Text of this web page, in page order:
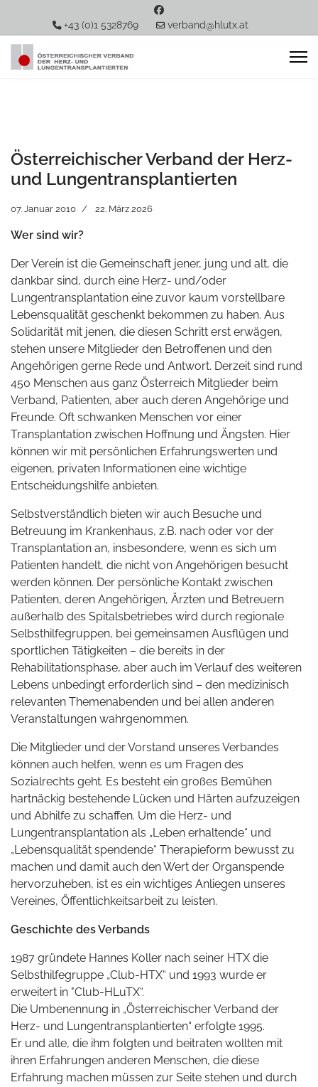
+43 (0)1 5328769 verband@hlutx.at
Österreichischer Verband der Herz-
und Lungentransplantierten
07. Januar 2010 22. März 2026
Wer sind wir?
Der Verein ist die Gemeinschaft jener, jung und alt, die
dankbar sind, durch eine Herz- und/oder
Lungentransplantation eine zuvor kaum vorstellbare
Lebensqualität geschenkt bekommen zu haben. Aus
Solidarität mit jenen, die diesen Schritt erst erwägen,
stehen unsere Mitglieder den Betroffenen und den
Angehörigen gerne Rede und Antwort. Derzeit sind rund
450 Menschen aus ganz Österreich Mitglieder beim
Verband, Patienten, aber auch deren Angehörige und
Freunde. Oft schwanken Menschen vor einer
Transplantation zwischen Hoffnung und Ängsten. Hier
können wir mit persönlichen Erfahrungswerten und
eigenen, privaten Informationen eine wichtige
Entscheidungshilfe anbieten.
Selbstverständlich bieten wir auch Besuche und
Betreuung im Krankenhaus, z.B. nach oder vor der
Transplantation an, insbesondere, wenn es sich um
Patienten handelt, die nicht von Angehörigen besucht
werden können. Der persönliche Kontakt zwischen
Patienten, deren Angehörigen, Ärzten und Betreuern
außerhalb des Spitalsbetriebes wird durch regionale
Selbsthilfegruppen, bei gemeinsamen Ausflügen und
sportlichen Tätigkeiten – die bereits in der
Rehabilitationsphase, aber auch im Verlauf des weiteren
Lebens unbedingt erforderlich sind – den medizinisch
relevanten Themenabenden und bei allen anderen
Veranstaltungen wahrgenommen.
Die Mitglieder und der Vorstand unseres Verbandes
können auch helfen, wenn es um Fragen des
Sozialrechts geht. Es besteht ein großes Bemühen
hartnäckig bestehende Lücken und Härten aufzuzeigen
und Abhilfe zu schaffen. Um die Herz- und
Lungentransplantation als „Leben erhaltende“ und
„Lebensqualität spendende“ Therapieform bewusst zu
machen und damit auch den Wert der Organspende
hervorzuheben, ist es ein wichtiges Anliegen unseres
Vereines, Öffentlichkeitsarbeit zu leisten.
Geschichte des Verbands
1987 gründete Hannes Koller nach seiner HTX die
Selbsthilfegruppe „Club-HTX“ und 1993 wurde er
erweitert in "Club-HLuTX“.
Die Umbenennung in „Österreichischer Verband der
Herz- und Lungentransplantierten“ erfolgte 1995.
Er und alle, die ihm folgten und beitraten wollten mit
ihren Erfahrungen anderen Menschen, die diese
Erfahrung machen müssen zur Seite stehen und durch